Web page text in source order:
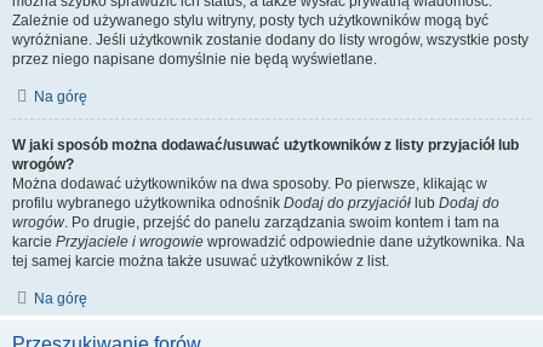
Zależnie od używanego stylu witryny, posty tych użytkowników mogą być
wyróżniane. Jeśli użytkownik zostanie dodany do listy wrogów, wszystkie posty
przez niego napisane domyślnie nie będą wyświetlane.
Na górę
W jaki sposób można dodawać/usuwać użytkowników z listy przyjaciół lub
wrogów?
Można dodawać użytkowników na dwa sposoby. Po pierwsze, klikając w
profilu wybranego użytkownika odnośnik Dodaj do przyjaciół lub Dodaj do
wrogów. Po drugie, przejść do panelu zarządzania swoim kontem i tam na
karcie Przyjaciele i wrogowie wprowadzić odpowiednie dane użytkownika. Na
tej samej karcie można także usuwać użytkowników z list.
Na górę